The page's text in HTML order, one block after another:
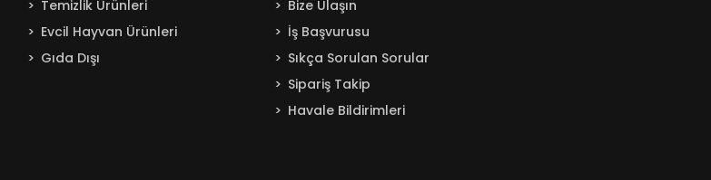
BEYPAZARI
Bingo
Temizlik Ürünleri
Evcil Hayvan Ürünleri
Gıda Dışı
Bize Ulaşın
İş Başvurusu
Sıkça Sorulan Sorular
Sipariş Takip
Havale Bildirimleri